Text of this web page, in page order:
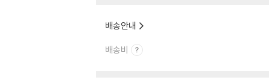
배송안내
배송비